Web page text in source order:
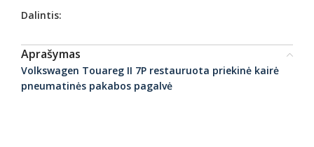
Dalintis:
Aprašymas
Volkswagen Touareg II 7P restauruota priekinė kairė
pneumatinės pakabos pagalvė